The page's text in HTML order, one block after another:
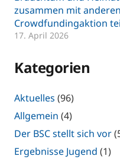
zusammen mit
Crowdfundingaktion
17. April 2026
Kategorien
Aktuelles (96)
Allgemein (4)
Der BSC stellt sich vor
Ergebnisse Jugend (1)